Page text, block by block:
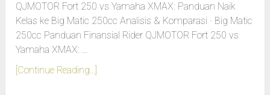
QJMOTOR Fort 250 vs Yamaha XMAX: Panduan Naik
Kelas ke Big Matic 250cc Analisis & Komparasi · Big Matic
250cc Panduan Finansial Rider QJMOTOR Fort 250 vs
Yamaha XMAX: …
[Continue Reading...]